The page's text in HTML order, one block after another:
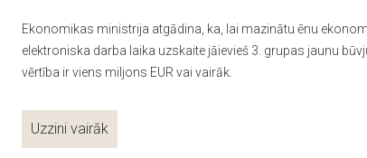
Ekonomikas ministrija atgādina, ka, lai mazinātu ēnu
elektroniska darba laika uzskaite jāievieš 3. grupas jaunu
vērtība ir viens miljons EUR vai vairāk.
Uzzini vairāk